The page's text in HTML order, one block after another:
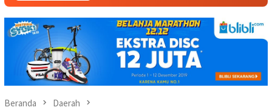
Beranda Daerah